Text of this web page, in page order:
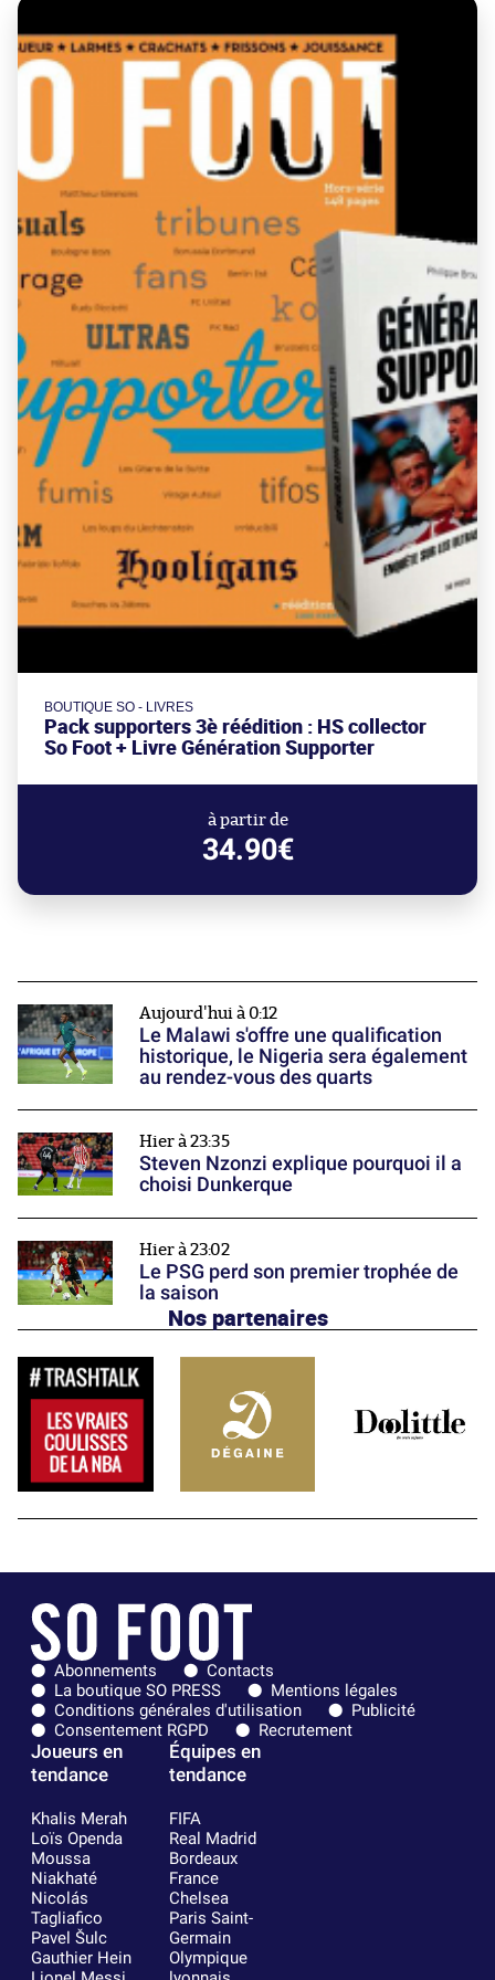
BOUTIQUE SO - LIVRES
Pack supporters 3è réédition : HS collector
So Foot + Livre Génération Supporter
à partir de
34.90€
Aujourd'hui à 0:12
Le Malawi s'offre une qualification
historique, le Nigeria sera également
au rendez-vous des quarts
Hier à 23:35
Steven Nzonzi explique pourquoi il a
choisi Dunkerque
Hier à 23:02
Le PSG perd son premier trophée de
la saison
Nos partenaires
Abonnements
Contacts
La boutique SO PRESS
Mentions légales
Conditions générales d'utilisation
Publicité
Consentement RGPD
Recrutement
Joueurs en
tendance
Khalis Merah
Loïs Openda
Moussa
Niakhaté
Nicolás
Tagliafico
Pavel Šulc
Gauthier Hein
Équipes en
tendance
FIFA
Real Madrid
Bordeaux
France
Chelsea
Paris Saint-
Germain
Olympique